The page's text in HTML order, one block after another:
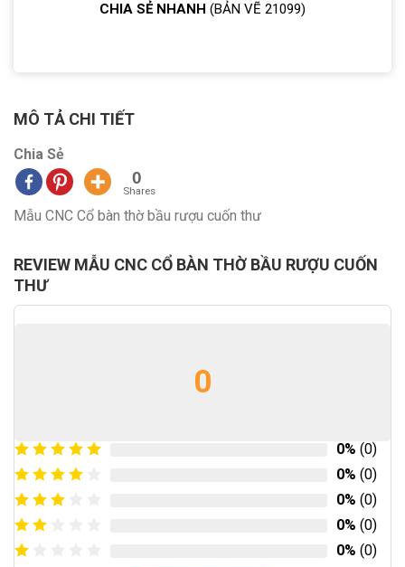
CHIA SẺ NHANH (BẢN VẼ 21099)
MÔ TẢ CHI TIẾT
Chia Sẻ
0
Shares
Mẫu CNC Cổ bàn thờ bầu rượu cuốn thư
REVIEW MẪU CNC CỔ BÀN THỜ BẦU RƯỢU CUỐN
THƯ
0
0% (0)
0% (0)
0% (0)
0% (0)
0% (0)